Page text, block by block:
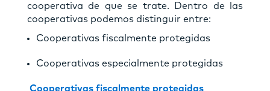
cooperativa de que se trate. Dentro de las
cooperativas podemos distinguir entre:
Cooperativas fiscalmente protegidas
Cooperativas especialmente protegidas
Cooperativas fiscalmente protegidas